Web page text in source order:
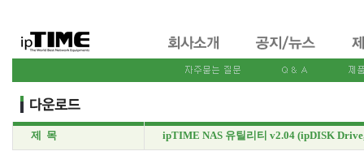
제 목 ipTIME NAS 유틸리티 v2.04 (ipDISK